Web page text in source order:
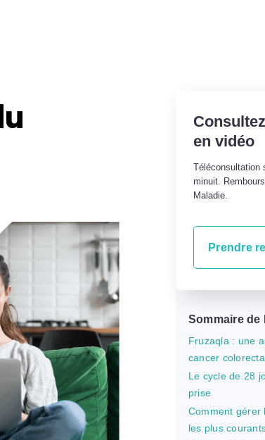
en vidéo
Téléconsultation
minuit.
Maladie.
Prendre
Sommaire de
Fruzaqla : une
cancer
Le cycle de 28
prise
Comment gérer
les plus